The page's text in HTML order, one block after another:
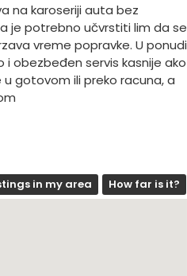
na karoseriji auta bez
je potrebno učvrstiti lim da se
vreme popravke. U ponudi
obezbeđen servis kasnije ako
gotovom ili preko racuna, a
How far is it?
in my area